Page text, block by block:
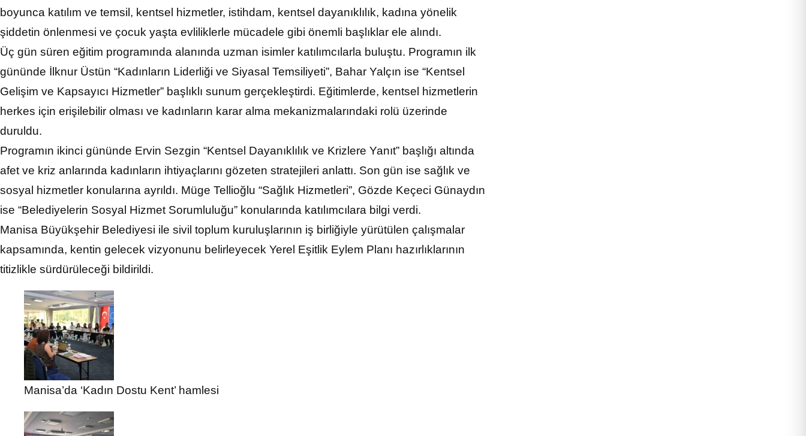
boyunca katılım ve temsil, kentsel hizmetler, istihdam, kentsel dayanıklılık, kadına yönelik
şiddetin önlenmesi ve çocuk yaşta evliliklerle mücadele gibi önemli başlıklar ele alındı.
Üç gün süren eğitim programında alanında uzman isimler katılımcılarla buluştu. Programın ilk
gününde İlknur Üstün “Kadınların Liderliği ve Siyasal Temsiliyeti”, Bahar Yalçın ise “Kentsel
Gelişim ve Kapsayıcı Hizmetler” başlıklı sunum gerçekleştirdi. Eğitimlerde, kentsel hizmetlerin
herkes için erişilebilir olması ve kadınların karar alma mekanizmalarındaki rolü üzerinde
duruldu.
Programın ikinci gününde Ervin Sezgin “Kentsel Dayanıklılık ve Krizlere Yanıt” başlığı altında
afet ve kriz anlarında kadınların ihtiyaçlarını gözeten stratejileri anlattı. Son gün ise sağlık ve
sosyal hizmetler konularına ayrıldı. Müge Tellioğlu “Sağlık Hizmetleri”, Gözde Keçeci Günaydın
ise “Belediyelerin Sosyal Hizmet Sorumluluğu” konularında katılımcılara bilgi verdi.
Manisa Büyükşehir Belediyesi ile sivil toplum kuruluşlarının iş birliğiyle yürütülen çalışmalar
kapsamında, kentin gelecek vizyonunu belirleyecek Yerel Eşitlik Eylem Planı hazırlıklarının
titizlikle sürdürüleceği bildirildi.
Manisa’da ‘Kadın Dostu Kent’ hamlesi